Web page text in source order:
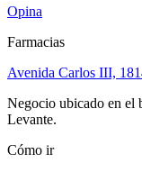
Opina
Farmacias
Avenida Carlos III, 18
Negocio ubicado en el
Levante.
Cómo ir